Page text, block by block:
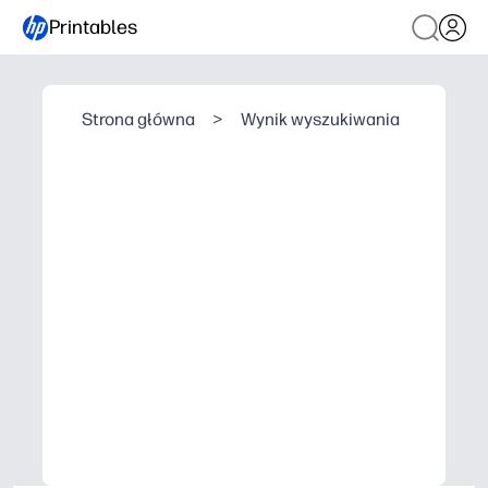
Printables
Strona główna > Wynik wyszukiwania